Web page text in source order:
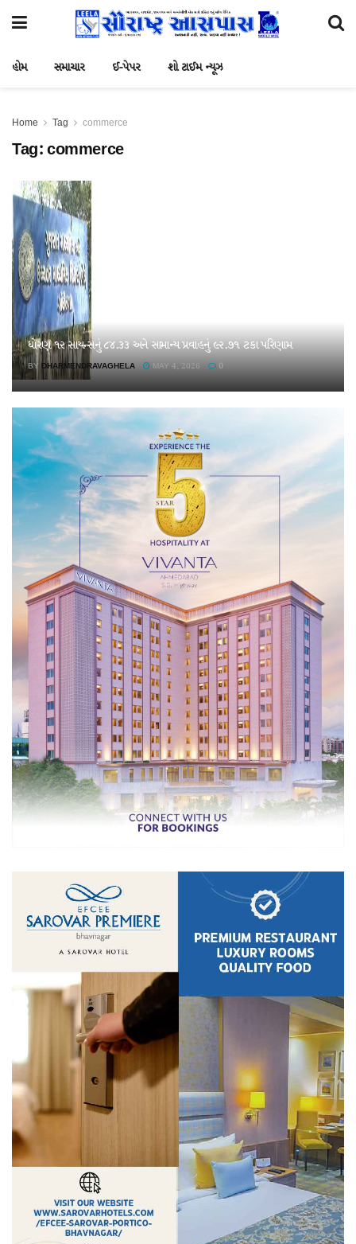
હોમ સમાચાર ઈ-પેપર શો ટાઈમ ન્યૂઝ
Home Tag commerce
Tag:commerce
ધોરણ ૧૨ સાયન્સનું ૮૪.૩૩ અને સામાન્ય પ્રવાહનું ૯૨.૭૧ ટકા પરિણામ
BY DHARMENDRAVAGHELA MAY 4, 2026 0